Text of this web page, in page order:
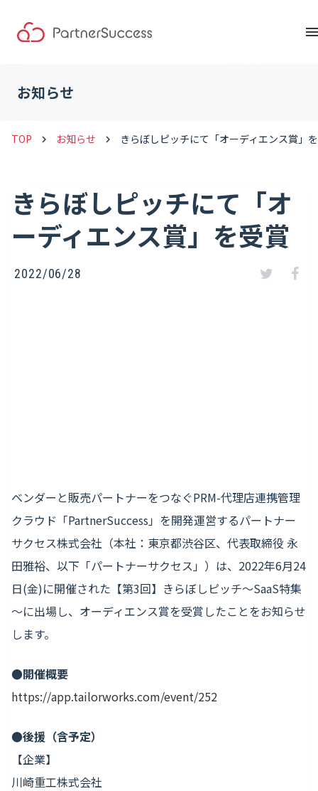
お知らせ
TOP keyboard_arrow_right お知らせ keyboard_arrow_right きらぼしピッチにて「オーディエンス賞」
きらぼしピッチにて「オ
ーディエンス賞」を受賞
2022/06/28
ベンダーと販売パートナーをつなぐPRM-代理店連携管理
クラウド「PartnerSuccess」を開発運営するパートナー
サクセス株式会社（本社：東京都渋谷区、代表取締役 永
田雅裕、以下「パートナーサクセス」）は、2022年6月24
日(金)に開催された【第3回】きらぼしピッチ～SaaS特集
～に出場し、オーディエンス賞を受賞したことをお知らせ
します。
●開催概要
https://app.tailorworks.com/event/252
●後援（含予定）
【企業】
川崎重工株式会社